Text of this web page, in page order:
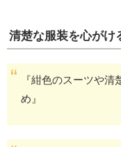
清楚な服装を心がけ
『紺色のスーツや
め』